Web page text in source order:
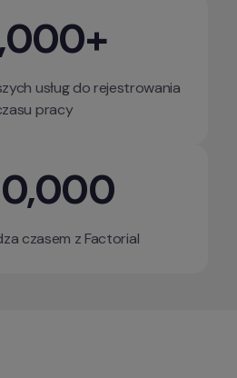
usług do rejestrowania
pracy
czasem z Factorial